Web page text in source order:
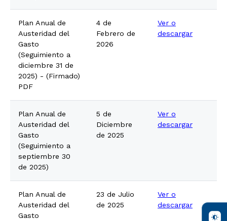
Plan Anual de
Austeridad del
Gasto
(Seguimiento a
diciembre 31 de
2025) - (Firmado)
PDF
4 de
Febrero de
2026
Ver o
descargar
Plan Anual de
Austeridad del
Gasto
(Seguimiento a
septiembre 30
de 2025)
5 de
Diciembre
de 2025
Ver o
descargar
Plan Anual de
Austeridad del
Gasto
23 de Julio
de 2025
Ver o
descargar